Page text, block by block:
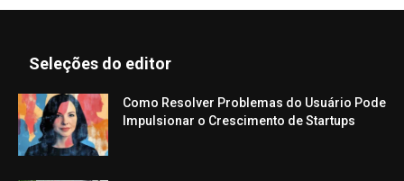
Seleções do editor
Como Resolver Problemas do Usuário Pode
Impulsionar o Crescimento de Startups